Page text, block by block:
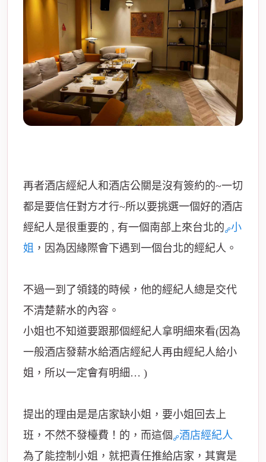
再者酒店經紀人和酒店公關是沒有簽約的~一切
都是要信任對方才行~所以要挑選一個好的酒店
經紀人是很重要的 , 有一個南部上來台北的 小
姐 ，因為因緣際會下遇到一個台北的經紀人。
不過一到了領錢的時候，他的經紀人總是交代
不清楚薪水的內容。
小姐也不知道要跟那個經紀人拿明細來看(因為
一般酒店發薪水給酒店經紀人再由經紀人給小
姐，所以一定會有明細… )
提出的理由是是店家缺小姐，要小姐回去上
班，不然不發檯費！ 的，而這個
酒店經紀人
為了能控制小姐，就把責任推給店家，其實是